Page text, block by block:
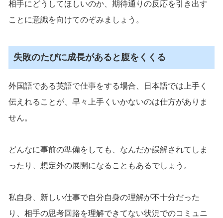
相手にどうしてほしいのか、期待通りの反応を引き出す
ことに意識を向けてのぞみましょう。
失敗のたびに成長があると腹をくくる
外国語である英語で仕事をする場合、日本語では上手く
伝えれることが、早々上手くいかないのは仕方がありま
せん。
どんなに事前の準備をしても、なんだか誤解されてしま
ったり、想定外の展開になることもあるでしょう。
私自身、新しい仕事で自分自身の理解が不十分だった
り、相手の思考回路を理解できてない状況でのコミュニ